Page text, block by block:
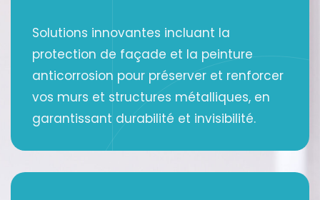
Solutions innovantes incluant la
protection de façade et la peinture
anticorrosion pour préserver et renforcer
vos murs et structures métalliques, en
garantissant durabilité et invisibilité.